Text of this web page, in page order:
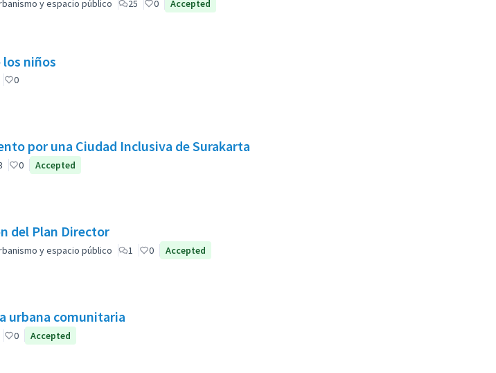
y espacio público 25 0 Accepted
los niños
0
por una Ciudad Inclusiva de Surakarta
0 Accepted
del Plan Director
y espacio público 1 0 Accepted
urbana comunitaria
0 Accepted